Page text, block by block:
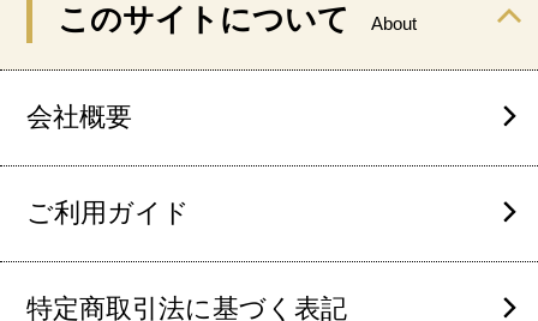
このサイトについて About
会社概要
ご利用ガイド
特定商取引法に基づく表記